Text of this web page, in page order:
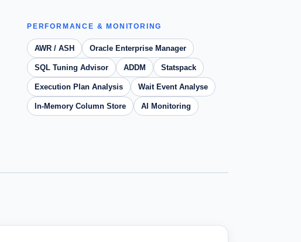
PERFORMANCE & MONITORING
AWR / ASH Oracle Enterprise Manager
SQL Tuning Advisor ADDM Statspack
Execution Plan Analysis Wait Event Analyse
In-Memory Column Store AI Monitoring